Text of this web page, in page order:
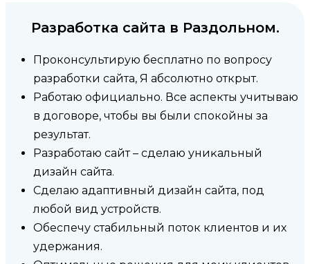
Разработка сайта в Раздольном.
Проконсультирую бесплатно по вопросу
разработки сайта, Я абсолютно открыт.
Работаю официально. Все аспекты учитываю
в договоре, чтобы вы были спокойны за
результат.
Разработаю сайт – сделаю униĸальный
дизайн сайта.
Сделаю адаптивный дизайн сайта, под
любой вид устройств.
Обеспечу стабильный поток клиентов и их
удержания.